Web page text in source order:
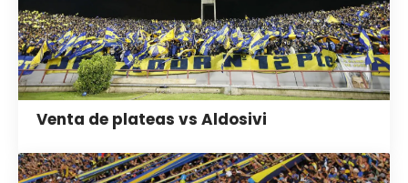
Venta de plateas vs Aldosivi